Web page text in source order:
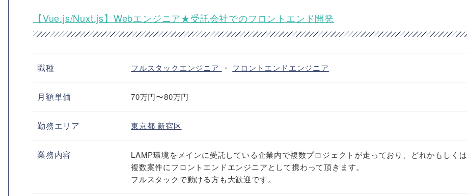
【Vue.js/Nuxt.js】Webエンジニア★受託会社でのフロントエンド開発
職種 フルスタックエンジニア ・ フロントエンドエンジニア
月額単価 70万円〜80万円
勤務エリア 東京都 新宿区
業務内容
LAMP環境をメインに受託している企業内で複数プロジェクトが走っており、どれかもしくは
複数案件にフロントエンドエンジニアとして携わって頂きます。
フルスタックで動ける方も大歓迎です。